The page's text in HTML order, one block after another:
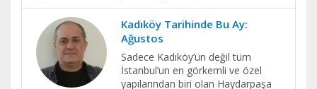
Kadıköy Tarihinde Bu Ay:
Ağustos
Sadece Kadıköy’ün değil tüm
İstanbul’un en görkemli ve özel
yapılarından biri olan Haydarpaşa